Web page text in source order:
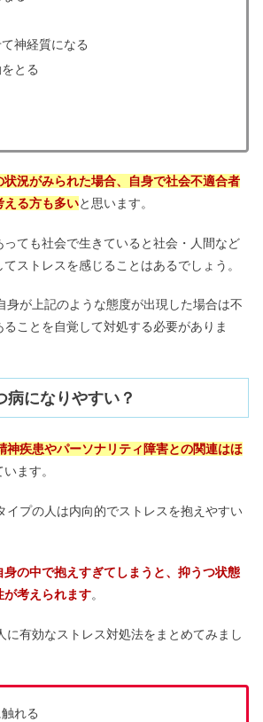
神経質になる
とる
状況がみられた場合、自身で社会不適合者
える方も多いと思います。
っても社会で生きていると社会・人間など
ストレスを感じることはあるでしょう。
身が上記のような態度が出現した場合は不
ことを自覚して対処する必要がありま
病になりやすい？
神疾患やパーソナリティ障害との関連はほ
ます。
イプの人は内向的でストレスを抱えやすい
身の中で抱えすぎてしまうと、抑うつ状態
が考えられます。
に有効なストレス対処法をまとめてみまし
れる